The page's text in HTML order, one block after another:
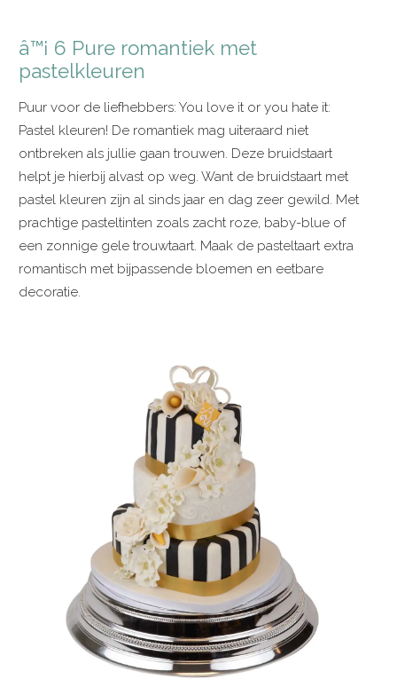
â™¡ 6 Pure romantiek met
pastelkleuren
Puur voor de liefhebbers: You love it or you hate it:
Pastel kleuren! De romantiek mag uiteraard niet
ontbreken als jullie gaan trouwen. Deze bruidstaart
helpt je hierbij alvast op weg. Want de bruidstaart met
pastel kleuren zijn al sinds jaar en dag zeer gewild. Met
prachtige pasteltinten zoals zacht roze, baby-blue of
een zonnige gele trouwtaart. Maak de pasteltaart extra
romantisch met bijpassende bloemen en eetbare
decoratie.